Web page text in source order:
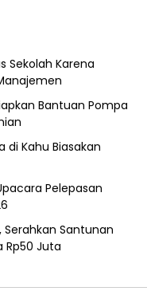
Sekolah Karena
Bantuan Pompa
di Kahu Biasakan
Pelepasan
Serahkan Santunan
Rp50 Juta